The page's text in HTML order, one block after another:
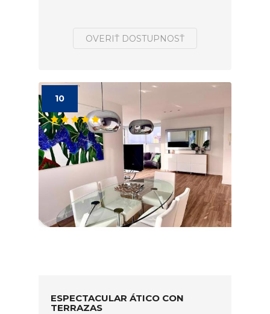
OVERIŤ DOSTUPNOSŤ
10
ESPECTACULAR ÁTICO CON
TERRAZAS